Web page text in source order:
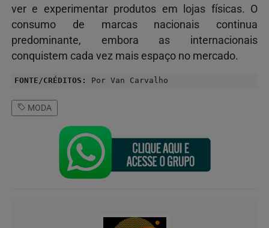
ver e experimentar produtos em lojas físicas. O
consumo de marcas nacionais continua
predominante, embora as internacionais
conquistem cada vez mais espaço no mercado.
FONTE/CRÉDITOS: Por Van Carvalho
MODA